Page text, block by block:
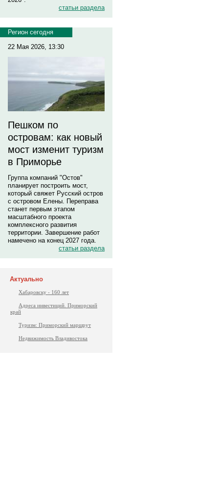
статьи раздела
Регион сегодня
22 Мая 2026, 13:30
Пешком по
островам: как новый
мост изменит туризм
в Приморье
Группа компаний "Остов"
планирует построить мост,
который свяжет Русский остров
с островом Елены. Переправа
станет первым этапом
масштабного проекта
комплексного развития
территории. Завершение работ
намечено на конец 2027 года.
статьи раздела
Актуально
Хабаровску - 160 лет
Адреса инвестиций. Приморский
край
Туризм: Приморский маршрут
Недвижимость Владивостока